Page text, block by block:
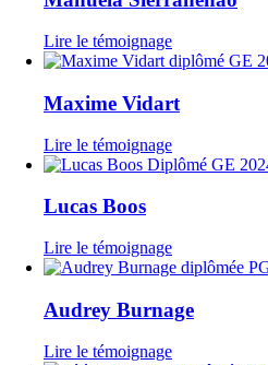
Lire le témoignage
Maxime Vidart
Lire le témoignage
Lucas Boos
Lire le témoignage
Audrey Burnage
Lire le témoignage